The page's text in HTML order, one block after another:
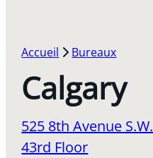
Accueil Bureaux
Calgary
525 8th Avenue S.W.
43rd Floor